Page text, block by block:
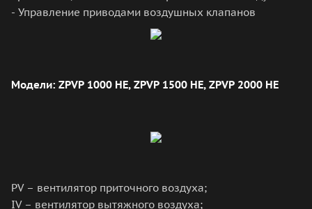
- Управление приводами воздушных клапанов
Модели: ZPVP 1000 HE, ZPVP 1500 HE, ZPVP 2000 HE
PV – вентилятор приточного воздуха;
IV – вентилятор вытяжного воздуха;